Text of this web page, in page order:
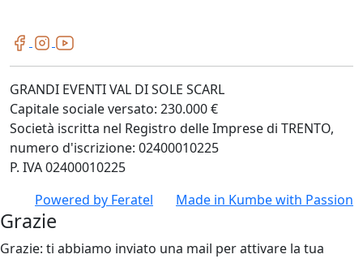
GRANDI EVENTI VAL DI SOLE SCARL
Capitale sociale versato: 230.000 €
Società iscritta nel Registro delle Imprese di TRENTO,
numero d'iscrizione: 02400010225
P. IVA 02400010225
Powered by Feratel Made in Kumbewith Passion
Grazie
Grazie: ti abbiamo inviato una mail per attivare la tua